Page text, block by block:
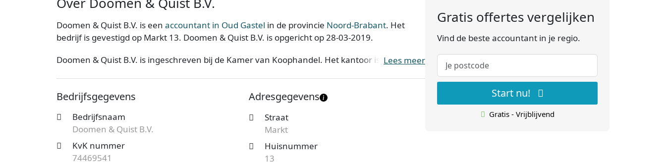
Doomen & Quist B.V. is een accountant in Oud Gastel in de provincie Noord-Brabant. Het
bedrijf is gevestigd op Markt 13. Doomen & Quist B.V. is opgericht op 28-03-2019.
Doomen & Quist B.V. is ingeschreven bij de Kamer van Koophandel. Het kantoor is bij de KvK
van dit bedrijf.
Op zoek naar een accountantskantoor uit Oud Gastel en benieuwd naar de prijzen en
mogelijkheden?Start nu je gratis offerteaanvraag
en je ontvangt spoedig reactie. Vergelijk
het aanbod en bespaar op de kosten!
Lees meer
Bedrijfsgegevens
Bedrijfsnaam
Doomen & Quist B.V.
KvK nummer
74469541
Adresgegevens
Straat
Markt
Huisnummer
13
Gratis offertes vergelijken
Vind de beste accountant in je regio.
Start nu!
Gratis - Vrijblijvend